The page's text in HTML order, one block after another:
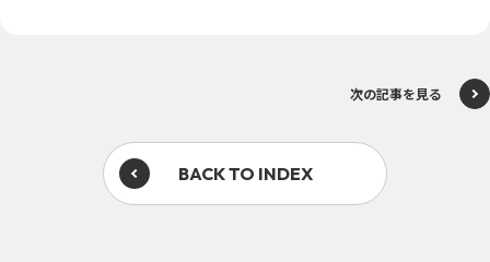
BACK TO INDEX
次の記事を見る